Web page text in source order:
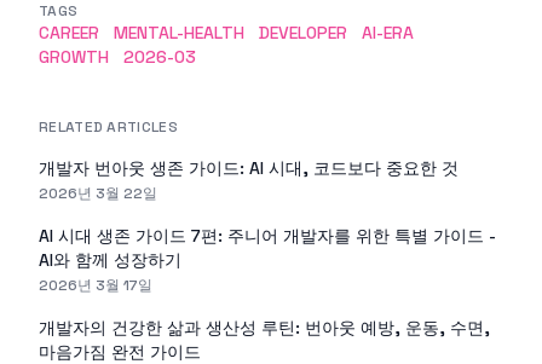
TAGS
CAREER MENTAL-HEALTH DEVELOPER
AI-ERA
GROWTH
2026-03
RELATED ARTICLES
개발자 번아웃 생존 가이드: AI 시대, 코드보다 중요한 것
2026년 3월 22일
AI 시대 생존 가이드 7편: 주니어 개발자를 위한 특별 가이드 -
AI와 함께 성장하기
2026년 3월 17일
개발자의 건강한 삶과 생산성 루틴: 번아웃 예방, 운동, 수면,
마음가짐 완전 가이드